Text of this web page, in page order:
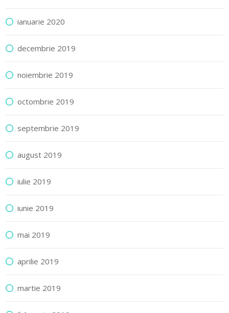
ianuarie 2020
decembrie 2019
noiembrie 2019
octombrie 2019
septembrie 2019
august 2019
iulie 2019
iunie 2019
mai 2019
aprilie 2019
martie 2019